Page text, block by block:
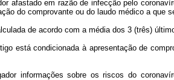
afastado em razão de infecção pelo
do comprovante ou do laudo médico a que
de acordo com a média dos 3 (três)
está condicionada à apresentação de
informações sobre os riscos do